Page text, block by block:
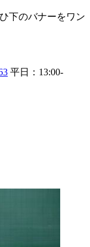
下のバナーをワン
平日：13:00-